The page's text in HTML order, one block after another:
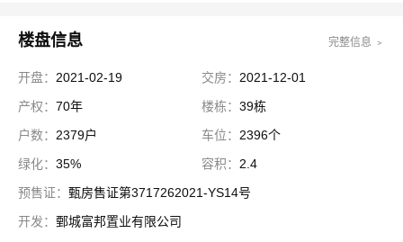
楼盘信息 完整信息 ﹥
开盘： 2021-02-19 交房： 2021-12-01
产权： 70年 楼栋： 39栋
户数： 2379户 车位： 2396个
绿化： 35% 容积： 2.4
预售证： 甄房售证第3717262021-YS14号
开发： 鄄城富邦置业有限公司